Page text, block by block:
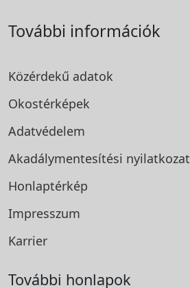
További információk
Közérdekű adatok
Okostérképek
Adatvédelem
Akadálymentesítési nyilatkozat
Honlaptérkép
Impresszum
Karrier
További honlapok